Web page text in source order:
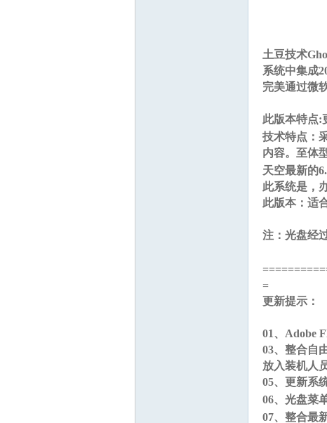
土豆技术
系统中集成
完美通过微
此版本特点:
技术特点：
内容。至体
天空最新的
此系统是，
此版本：适
注：光盘经
=
更新提示：
01、Adobe
03、整合自
放入装机人
05、更新系
06、光盘菜
07、整合最